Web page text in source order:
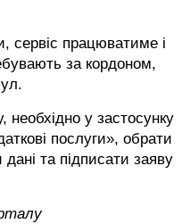
сервіс працюватиме і
за кордоном,
у застосунку
послуги», обрати
дані та підписати заяву